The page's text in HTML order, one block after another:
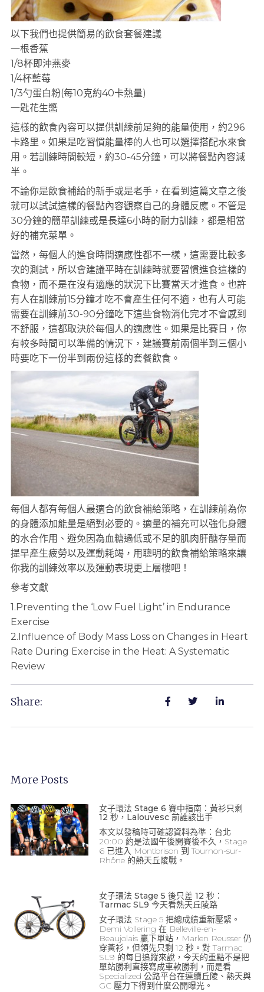
以下我們也提供簡易的飲食套餐建議
一根香蕉
1/8杯即沖燕麥
1/4杯藍莓
1/3勺蛋白粉(每10克約40卡熱量)
一匙花生醬
這樣的飲食內容可以提供訓練前足夠的能量使用，約296
卡路里。如果是吃習慣能量棒的人也可以選擇搭配水來食
用。若訓練時間較短，約30-45分鐘，可以將餐點內容減
半。
不論你是飲食補給的新手或是老手，在看到這篇文章之後
就可以試試這樣的餐點內容觀察自己的身體反應。不管是
30分鐘的簡單訓練或是長達6小時的耐力訓練，都是相當
好的補充菜單。
當然，每個人的進食時間適應性都不一樣，這需要比較多
次的測試，所以會建議平時在訓練時就要習慣進食這樣的
食物，而不是在沒有適應的狀況下比賽當天才進食。也許
有人在訓練前15分鐘才吃不會產生任何不適，也有人可能
需要在訓練前30-90分鐘吃下這些食物消化完才不會感到
不舒服，這都取決於每個人的適應性。如果是比賽日，你
有較多時間可以準備的情況下，建議賽前兩個半到三個小
時要吃下一份半到兩份這樣的套餐飲食。
每個人都有每個人最適合的飲食補給策略，在訓練前為你
的身體添加能量是絕對必要的。適量的補充可以強化身體
的水合作用、避免因為血糖過低或不足的肌肉肝醣存量而
提早產生疲勞以及運動耗竭，用聰明的飲食補給策略來讓
你我的訓練效率以及運動表現更上層樓吧！
參考文獻
1.Preventing the ‘Low Fuel Light’ in Endurance
Exercise
2.Influence of Body Mass Loss on Changes in Heart
Rate During Exercise in the Heat: A Systematic
Review
Share:
More Posts
女子環法 Stage 6 賽中指南：黃衫只剩
12 秒，Lalouvesc 前誰該出手
本文以發稿時可確認資料為準：台北
20:00 約是法國午後開賽後不久，Stage
6 已進入 Montbrison 到 Tournon-sur-
Rhône 的熱天丘陵戰。
女子環法 Stage 5 後只差 12 秒：
Tarmac SL9 今天看熱天丘陵路
女子環法 Stage 5 把總成績重新壓緊。
Demi Vollering 在 Belleville-en-
Beaujolais 贏下單站，Marlen Reusser 仍
穿黃衫，但領先只剩 12 秒。對 Tarmac
SL9 的每日追蹤來說，今天的重點不是把
單站勝利直接寫成車款勝利，而是看
Specialized 公路平台在連續丘陵、熱天與
GC 壓力下得到什麼公開曝光。